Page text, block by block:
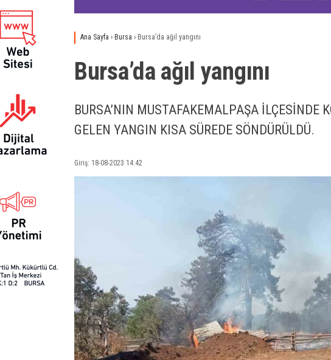
Ana Sayfa › Bursa › Bursa’da ağıl yangını
Bursa’da ağıl yangını
BURSA’NIN MUSTAFAKEMALPAŞA İLÇESİNDE
GELEN YANGIN KISA SÜREDE SÖNDÜRÜLDÜ.
Giriş: 18-08-2023 14:42